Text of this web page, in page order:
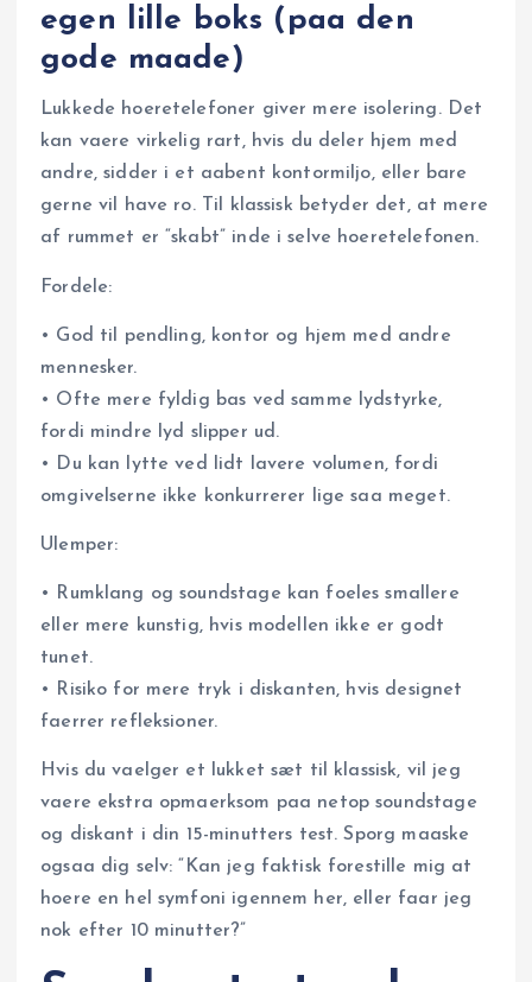
egen lille boks (paa den
gode maade)
Lukkede hoeretelefoner giver mere isolering. Det
kan vaere virkelig rart, hvis du deler hjem med
andre, sidder i et aabent kontormiljo, eller bare
gerne vil have ro. Til klassisk betyder det, at mere
af rummet er “skabt” inde i selve hoeretelefonen.
Fordele:
• God til pendling, kontor og hjem med andre
mennesker.
• Ofte mere fyldig bas ved samme lydstyrke,
fordi mindre lyd slipper ud.
• Du kan lytte ved lidt lavere volumen, fordi
omgivelserne ikke konkurrerer lige saa meget.
Ulemper:
• Rumklang og soundstage kan foeles smallere
eller mere kunstig, hvis modellen ikke er godt
tunet.
• Risiko for mere tryk i diskanten, hvis designet
faerrer refleksioner.
Hvis du vaelger et lukket sæt til klassisk, vil jeg
vaere ekstra opmaerksom paa netop soundstage
og diskant i din 15-minutters test. Sporg maaske
ogsaa dig selv: “Kan jeg faktisk forestille mig at
hoere en hel symfoni igennem her, eller faar jeg
nok efter 10 minutter?”